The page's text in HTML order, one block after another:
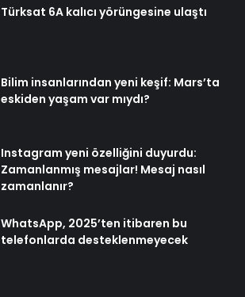
Türksat 6A kalıcı yörüngesine ulaştı
Bilim insanlarından yeni keşif: Mars’ta
eskiden yaşam var mıydı?
Instagram yeni özelliğini duyurdu:
Zamanlanmış mesajlar! Mesaj nasıl
zamanlanır?
WhatsApp, 2025’ten itibaren bu
telefonlarda desteklenmeyecek